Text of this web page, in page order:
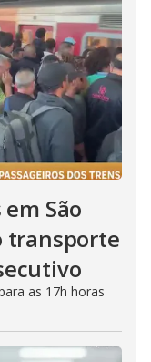
São
transporte
as 17h horas